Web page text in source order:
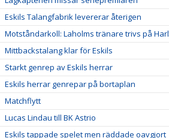
Eskils Talangfabrik levererar återigen
Motståndarkoll: Laholms tränare trivs på
Mittbackstalang klar för Eskils
Starkt genrep av Eskils herrar
Eskils herrar genrepar på bortaplan
Matchflytt
Lucas Lindau till BK Astrio
Eskils tappade spelet men räddade oavgjort